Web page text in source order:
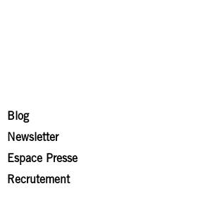
Blog
Newsletter
Espace Presse
Recrutement